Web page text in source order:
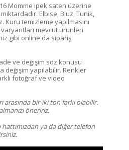
Momme ipek saten üzerine
miktardadır. Elbise, Bluz, Tunik,
temizleme yapılmasını
mevcut ürünleri
gibi online'da sipariş
ve değişim söz konusu
değişim yapılabilir. Renkler
fotoğraf ve video
arasında bir-iki ton farkı olabilir.
öneririz.
ya da diğer telefon